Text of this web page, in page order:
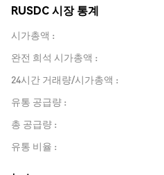
RUSDC 시장 통계
시가총액
완전 희석 시가총액
24시간 거래량/시가총액
유통 공급량
총 공급량
유통 비율